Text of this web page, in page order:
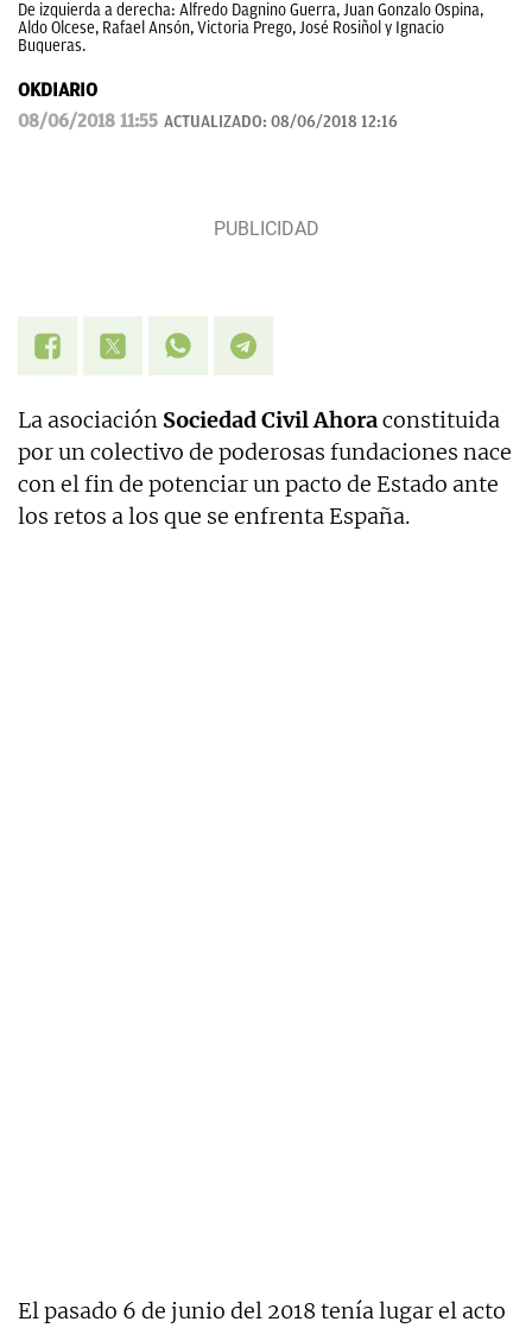
De izquierda a derecha: Alfredo Dagnino Guerra, Juan Gonzalo Ospina,
Aldo Olcese, Rafael Ansón, Victoria Prego, José Rosiñol y Ignacio
Buqueras.
OKDIARIO
08/06/2018 11:55 ACTUALIZADO: 08/06/2018 12:16
La asociación Sociedad Civil Ahoraconstituida
por un colectivo de poderosas fundaciones nace
con el fin de potenciar un pacto de Estado ante
los retos a los que se enfrenta España.
El pasado 6 de junio del 2018 tenía lugar el acto